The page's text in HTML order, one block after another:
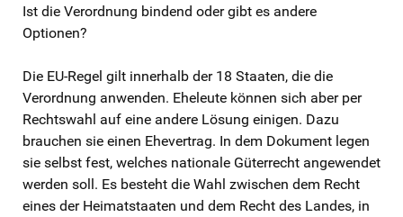
Ist die Verordnung bindend oder gibt es andere
Optionen?
Die EU-Regel gilt innerhalb der 18 Staaten, die die
Verordnung anwenden. Eheleute können sich aber per
Rechtswahl auf eine andere Lösung einigen. Dazu
brauchen sie einen Ehevertrag. In dem Dokument legen
sie selbst fest, welches nationale Güterrecht angewendet
werden soll. Es besteht die Wahl zwischen dem Recht
eines der Heimatstaaten und dem Recht des Landes, in